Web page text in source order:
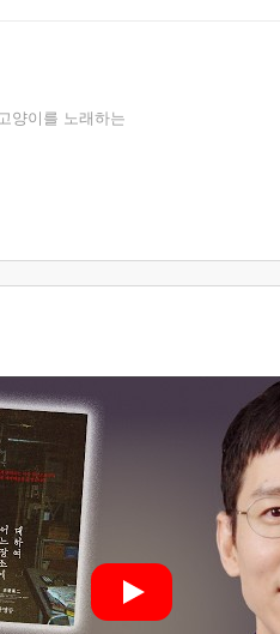
양이를 노래하는